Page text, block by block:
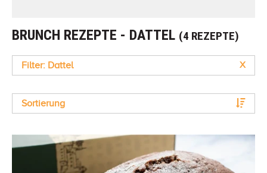
BRUNCH REZEPTE - DATTEL (4 REZEPTE)
Filter: Dattel X
Sortierung